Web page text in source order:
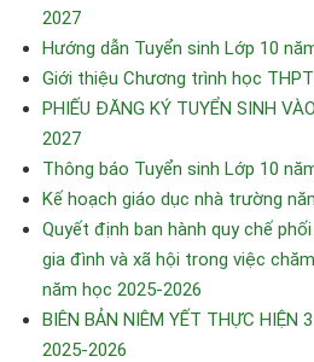
2027
Hướng dẫn Tuyển sinh Lớp 10
Giới thiệu Chương trình học
PHIẾU ĐĂNG KÝ TUYỂN SINH
2027
Thông báo Tuyển sinh Lớp 10
Kế hoạch giáo dục nhà trường
Quyết định ban hành quy chế
gia đình và xã hội trong việc
năm học 2025-2026
BIÊN BẢN NIÊM YẾT THỰC HIỆN
2025-2026